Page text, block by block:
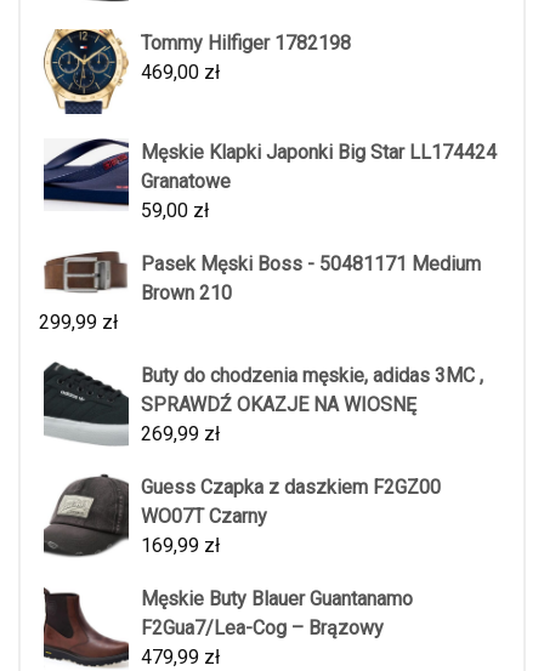
Tommy Hilfiger 1782198
469,00 zł
Męskie Klapki Japonki Big Star LL174424
Granatowe
59,00 zł
Pasek Męski Boss - 50481171 Medium
Brown 210
299,99 zł
Buty do chodzenia męskie, adidas 3MC ,
SPRAWDŹ OKAZJE NA WIOSNĘ
269,99 zł
Guess Czapka z daszkiem F2GZ00
WO07T Czarny
169,99 zł
Męskie Buty Blauer Guantanamo
F2Gua7/Lea-Cog – Brązowy
479,99 zł